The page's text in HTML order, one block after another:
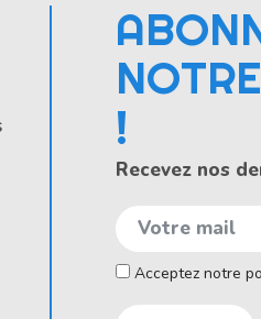
!
Recevez nos
Acceptez notre